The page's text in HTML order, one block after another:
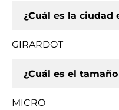
¿Cuál es la ciudad
GIRARDOT
¿Cuál es el
MICRO